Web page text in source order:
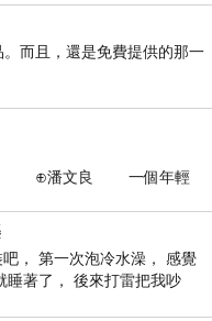
而且，還是免費提供的那一
個年輕
， 第一次泡冷水澡， 感覺
睡著了， 後來打雷把我吵